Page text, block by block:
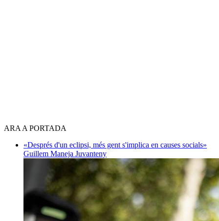
ARA A PORTADA
«Després d'un eclipsi, més gent s'implica en causes socials»
Guillem Maneja Juvanteny